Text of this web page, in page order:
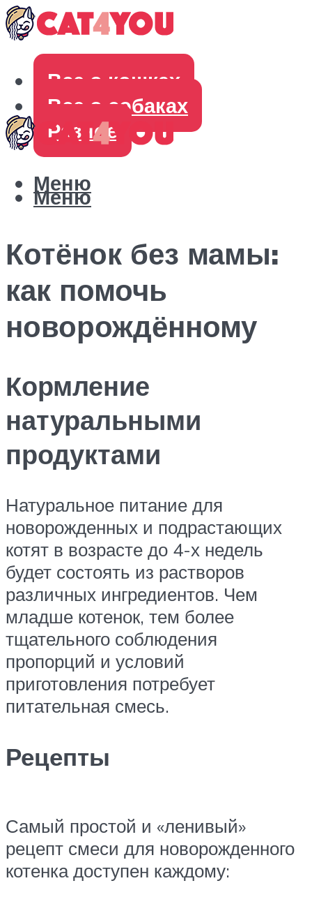
Все о кошках
Все о собаках
Разное
Меню
Меню
Котёнок без мамы:
как помочь
новорождённому
Кормление
натуральными
продуктами
Натуральное питание для
новорожденных и подрастающих
котят в возрасте до 4-х недель
будет состоять из растворов
различных ингредиентов. Чем
младше котенок, тем более
тщательного соблюдения
пропорций и условий
приготовления потребует
питательная смесь.
Рецепты
Самый простой и «ленивый»
рецепт смеси для новорожденного
котенка доступен каждому: